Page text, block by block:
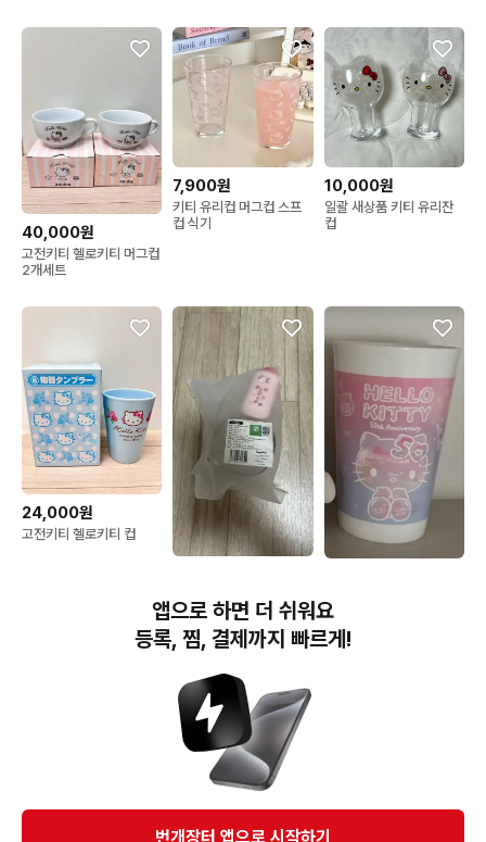
40,000원
고전키티 헬로키티 머그컵
2개세트
7,900원
키티 유리컵 머그컵 스프
컵 식기
10,000원
일괄 새상품 키티 유리잔
컵
24,000원
고전키티 헬로키티 컵
컵
번개장터(주) 사업자정보, 이용약관 및 기타 법적고지
번개장터㈜는 통신판매중개자이며, 통신판매의 당사자가 아닙니다. 전자상거래 등에서의
소비자보호에 관한 법률 등 관련 법령 및 번개장터㈜의 약관에 따라 상품, 상품정보, 거래에 관한 책임은
개별 판매자에게 귀속하고, 번개장터㈜는 원칙적으로 회원간 거래에 대하여 책임을 지지 않습니다.
다만, 번개장터㈜가 직접 판매하는 상품에 대한 책임은 번개장터㈜에게 귀속합니다.
앱으로 하면 더 쉬워요
등록, 찜, 결제까지 빠르게!
번개장터 앱으로 시작하기